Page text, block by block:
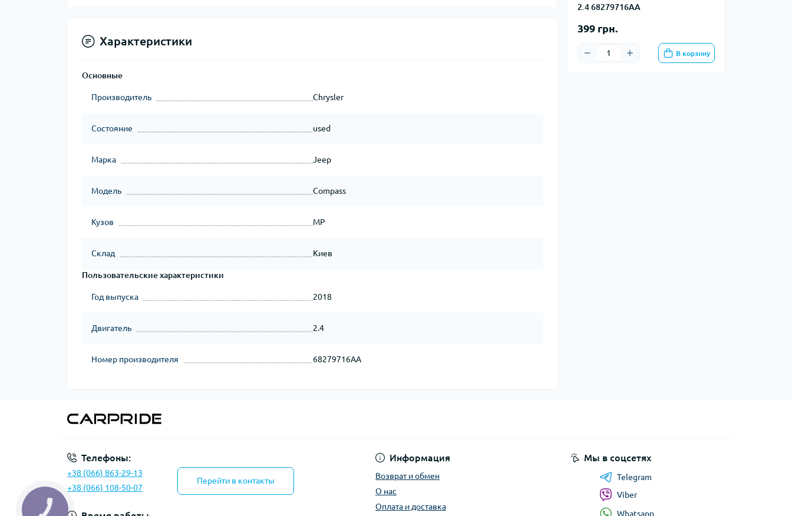
2.4 68279716AA
399 грн.
В корзину
Характеристики
Основные
Производитель Chrysler
Состояние used
Марка Jeep
Модель Compass
Кузов MP
Склад Киев
Пользовательские характеристики
Год выпуска 2018
Двигатель 2.4
Номер производителя 68279716AA
Телефоны:
+38 (066) 863-29-13
+38 (066) 108-50-07
Перейти в контакты
Информация
Возврат и обмен
О нас
Оплата и доставка
Мы в соцсетях
Telegram
Viber
Whatsapp
КНОПКА
ЗВ'ЯЗКУ